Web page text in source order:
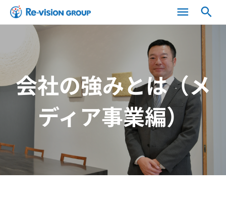
menu search
会社の強みとは（メ
ディア事業編）